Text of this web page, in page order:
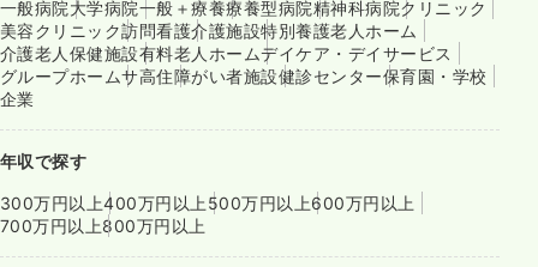
一般病院大学病院一般＋療養療養型病院精神科病院クリニック
美容クリニック訪問看護介護施設特別養護老人ホーム
介護老人保健施設有料老人ホームデイケア・デイサービス
グループホームサ高住障がい者施設健診センター保育園・学校
企業
年収で探す
300万円以上400万円以上 500万円以上600万円以上
700万円以上800万円以上